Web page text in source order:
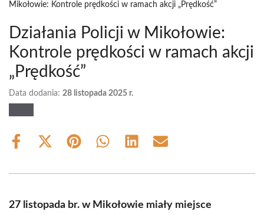
Mikołowie: Kontrole prędkości w ramach akcji „Prędkość”
Działania Policji w Mikołowie:
Kontrole prędkości w ramach akcji
„Prędkość”
Data dodania: 28 listopada 2025 r.
Share
Share
(Twitter)
Share Share Share Share
27 listopada br. w Mikołowie miały miejsce